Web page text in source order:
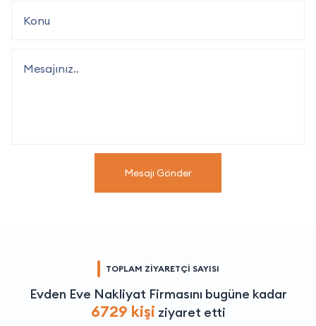
Mesajı Gönder
TOPLAM ZİYARETÇİ SAYISI
Evden Eve Nakliyat Firmasını bugüne kadar
6729 kişi ziyaret etti